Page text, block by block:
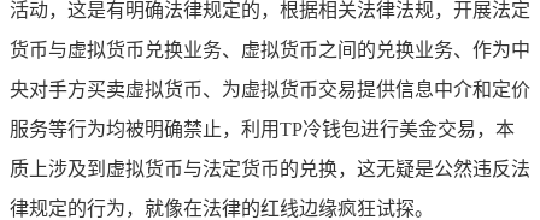
活动，这是有明确法律规定的，根据相关法律法规，开展法定
货币与虚拟货币兑换业务、虚拟货币之间的兑换业务、作为中
央对手方买卖虚拟货币、为虚拟货币交易提供信息中介和定价
服务等行为均被明确禁止，利用TP冷钱包进行美金交易，本
质上涉及到虚拟货币与法定货币的兑换，这无疑是公然违反法
律规定的行为，就像在法律的红线边缘疯狂试探。